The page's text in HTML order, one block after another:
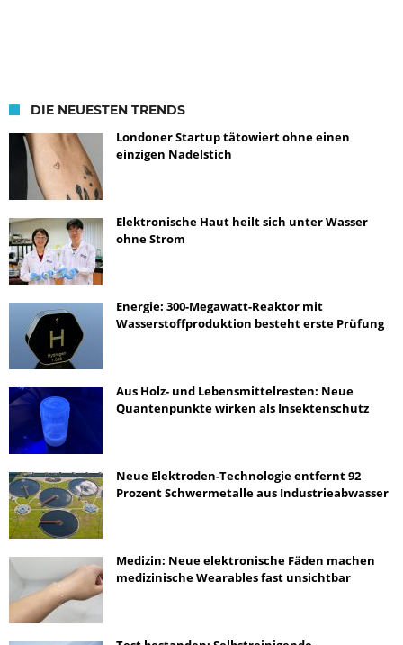
DIE NEUESTEN TRENDS
Londoner Startup tätowiert ohne einen
einzigen Nadelstich
Elektronische Haut heilt sich unter Wasser
ohne Strom
Energie: 300-Megawatt-Reaktor mit
Wasserstoffproduktion besteht erste Prüfung
Aus Holz- und Lebensmittelresten: Neue
Quantenpunkte wirken als Insektenschutz
Neue Elektroden-Technologie entfernt 92
Prozent Schwermetalle aus Industrieabwasser
Medizin: Neue elektronische Fäden machen
medizinische Wearables fast unsichtbar